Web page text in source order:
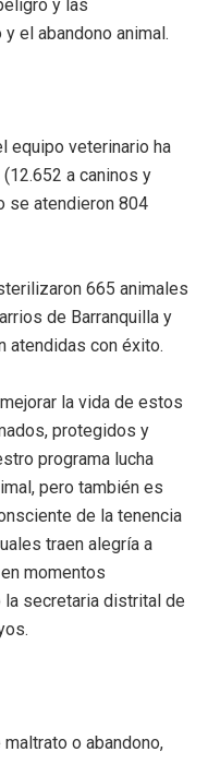
y las
el abandono animal.
equipo veterinario ha
a caninos y
se atendieron 804
665 animales
de Barranquilla y
atendidas con éxito.
la vida de estos
protegidos y
programa lucha
pero también es
de la tenencia
traen alegría a
momentos
la secretaria distrital de
o abandono,